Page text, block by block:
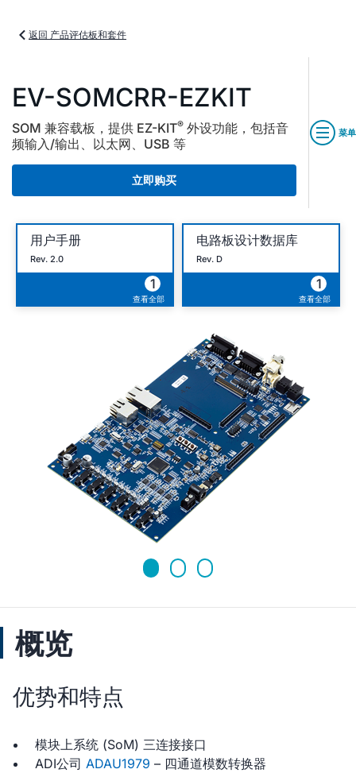
返回 产品评估板和套件
EV-SOMCRR-EZKIT
SOM 兼容载板，提供 EZ-KIT® 外设功能，包括音
频输入/输出、以太网、USB 等
立即购买
菜单
用户手册
Rev. 2.0
1
查看全部
电路板设计数据库
Rev. D
1
查看全部
概览
优势和特点
模块上系统 (SoM) 三连接接口
ADI公司 ADAU1979 – 四通道模数转换器